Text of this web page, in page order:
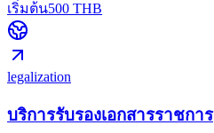
เริ่มต้น500 THB
legalization
บริการรับรองเอกสารราชการ